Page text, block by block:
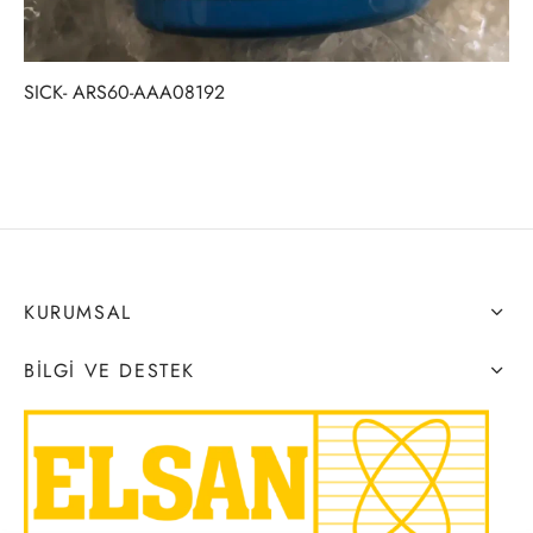
SICK- ARS60-AAA08192
KURUMSAL
BILGI VE DESTEK